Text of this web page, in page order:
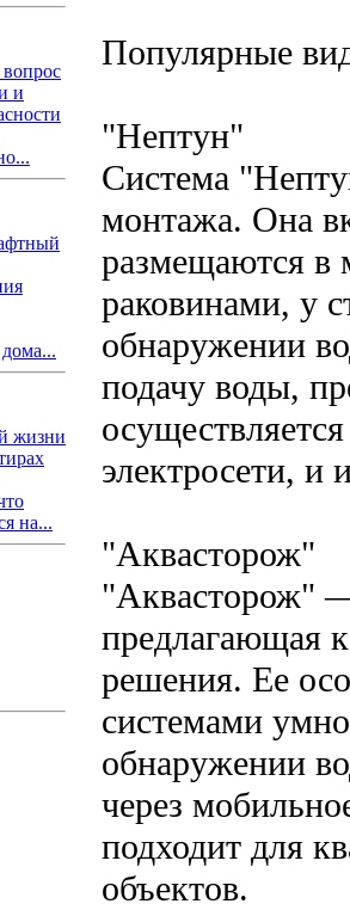
и
жизни
на...
Популярные
"Нептун"
Система
монтажа. Она
размещаются в
раковинами, у
обнаружении
подачу воды,
электросети, и
"Аквасторож"
"Аквасторож"
предлагающая
решения. Ее
системами
обнаружении
через
подходит для
объектов.